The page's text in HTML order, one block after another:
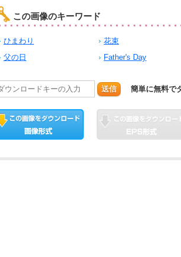
この画像のキーワード
ひまわり 花束
父の日
Father's Day
送信 簡単に無料で